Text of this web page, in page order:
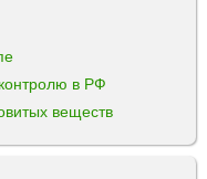
в РФ
веществ